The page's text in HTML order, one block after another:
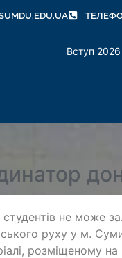
Вступ 2026
не може
руху у м.
розміщеному на